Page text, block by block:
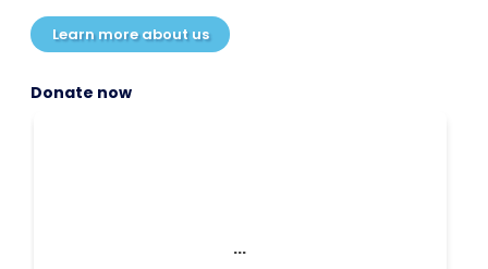
Learn more about us
Donate now